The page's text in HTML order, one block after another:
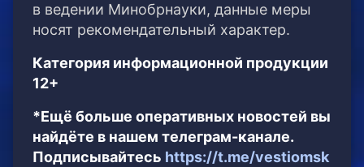
в ведении Минобрнауки, данные меры
носят рекомендательный характер.
Категория информационной продукции
12+
*Ещё больше оперативных новостей вы
найдёте в нашем телеграм-канале.
Подписывайтесь https://t.me/vestiomsk